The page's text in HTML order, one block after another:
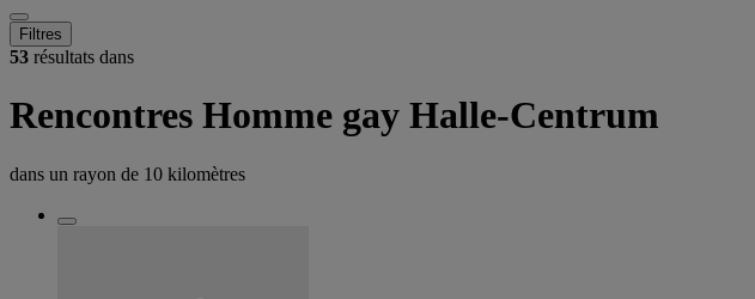
Filtres
53 résultats dans
Rencontres Homme gay Halle-Centrum
dans un rayon de 10 kilomètres